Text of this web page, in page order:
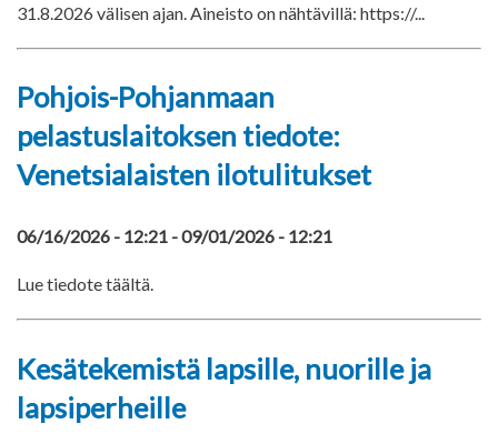
31.8.2026 välisen ajan. Aineisto on nähtävillä: https://...
Pohjois-Pohjanmaan
pelastuslaitoksen tiedote:
Venetsialaisten ilotulitukset
06/16/2026 - 12:21 -09/01/2026 - 12:21
Lue tiedote täältä.
Kesätekemistä lapsille, nuorille ja
lapsiperheille